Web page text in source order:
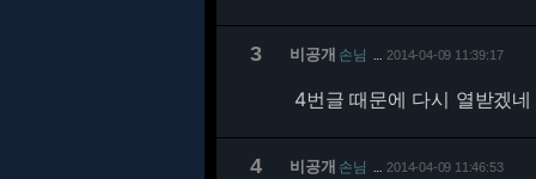
3 비공개 손님 2014-04-09 11:39:17
4번글 때문에 다시 열받겠
4 비공개 손님 2014-04-09 11:46:53